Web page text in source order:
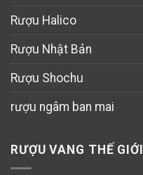
Rượu Halico
Rượu Nhật Bản
Rượu Shochu
rượu ngâm ban mai
RƯỢU VANG THẾ GIỚI